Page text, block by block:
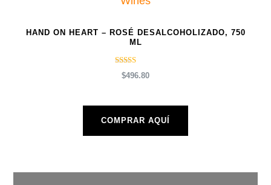
HAND ON HEART – ROSÉ DESALCOHOLIZADO, 750
ML
Valorado
con5.00de
$496.80
COMPRAR AQUÍ